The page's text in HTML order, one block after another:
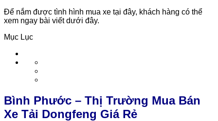
Để nắm được tình hình mua xe tại đây, khách hàng có thể
xem ngay bài viết dưới đây.
Mục Lục
Bình Phước – Thị Trường Mua Bán
Xe Tải Dongfeng Giá Rẻ